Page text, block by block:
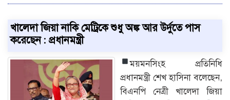
খালেদা জিয়া নাকি মেট্রিকে শুধু অঙ্ক আর উর্দুতে পাস
করেছেন : প্রধানমন্ত্রী
ময়মনসিংহ প্রতিনিধি
প্রধানমন্ত্রী শেখ হাসিনা বলেছেন,
বিএনপি নেত্রী খালেদা জিয়া